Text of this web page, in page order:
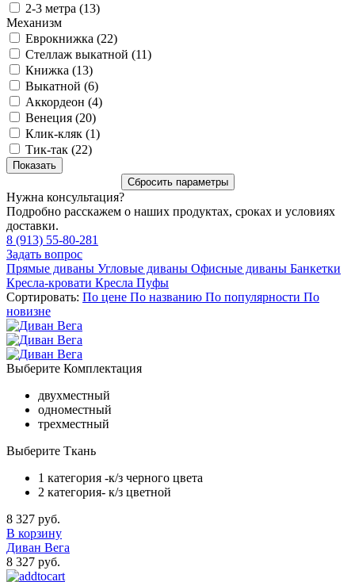
2-3 метра (13)
Механизм
Еврокнижка (22)
Стеллаж выкатной (11)
Книжка (13)
Выкатной (6)
Аккордеон (4)
Венеция (20)
Клик-кляк (1)
Тик-так (22)
Нужна консультация?
Подробно расскажем о наших продуктах, сроках и условиях
доставки.
8 (913) 55-80-281
Задать вопрос
Прямые диваны Угловые диваны Офисные диваны Банкетки
Кресла-кровати Кресла Пуфы
Сортировать: По цене По названию По популярности По
новизне
Выберите Комплектация
двухместный
одноместный
трехместный
Выберите Ткань
1 категория -к/з черного цвета
2 категория- к/з цветной
8 327 руб.
В корзину
Диван Вега
8 327 руб.